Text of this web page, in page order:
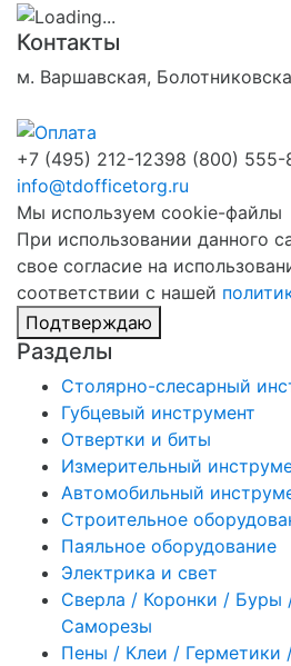
Контакты
м. Варшавская,
+7 (495) 212-12398 (800) 555-
info@tdofficetorg.ru
Мы используем cookie-файлы
При использовании данного
свое согласие на
соответствии с нашей
Подтверждаю
Разделы
Столярно-слесарный
Губцевый инструмент
Отвертки и биты
Измерительный
Автомобильный
Строительное
Паяльное оборудование
Электрика и свет
Сверла / Коронки / Буры
Саморезы
Пены / Клеи / Герметики